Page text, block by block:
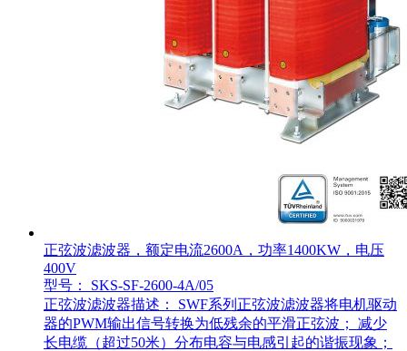
正弦波滤波器，额定电流2600A，功率1400KW，电压
400V
型号： SKS-SF-2600-4A/05
正弦波滤波器描述： SWF系列正弦波滤波器将电机驱动
器的PWM输出信号转换为低残余的平滑正弦波； 减少
长电缆（超过50米）分布电容与电感引起的谐振现象；